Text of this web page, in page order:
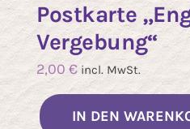
Postkarte
Vergebung“
2,00 € incl. MwSt.
IN DEN